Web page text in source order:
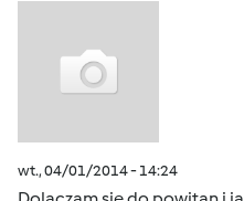
wt., 04/01/2014 - 14:24